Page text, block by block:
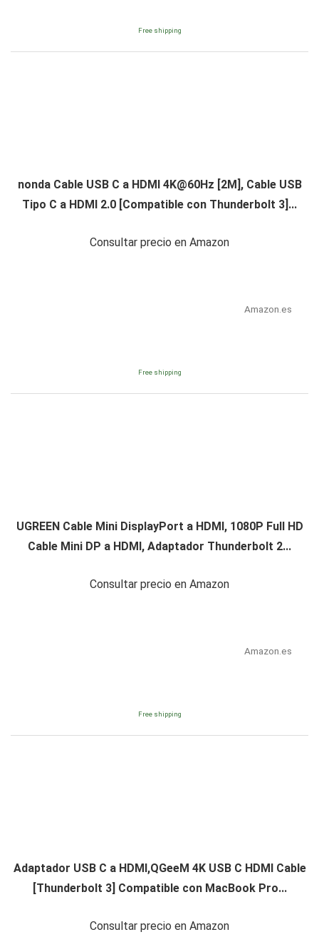
Free shipping
nonda Cable USB C a HDMI 4K@60Hz [2M], Cable USB
Tipo C a HDMI 2.0 [Compatible con Thunderbolt 3]...
Consultar precio en Amazon
Amazon.es
Free shipping
UGREEN Cable Mini DisplayPort a HDMI, 1080P Full HD
Cable Mini DP a HDMI, Adaptador Thunderbolt 2...
Consultar precio en Amazon
Amazon.es
Free shipping
Adaptador USB C a HDMI,QGeeM 4K USB C HDMI Cable
[Thunderbolt 3] Compatible con MacBook Pro...
Consultar precio en Amazon